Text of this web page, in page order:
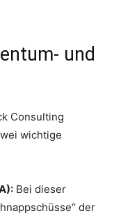
und
Consulting
wichtige
Bei dieser
der